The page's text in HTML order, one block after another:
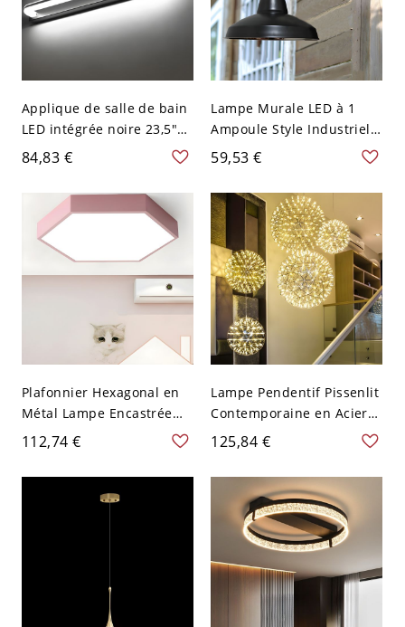
Applique de salle de bain
LED intégrée noire 23,5"
avec abat-jour, lampe
murale moderne à
lumière blanche, 110V-
120V
84,83 €
Lampe Murale LED à 1
Ampoule Style Industriel
Applique Abat-Jour
Couvercle avec Bras Col
de Cygne en Noir en
Métal - 110 V-120 V Noir
59,53 €
Plafonnier Hexagonal en
Métal Lampe Encastrée
LED Style Cartoon pour
Chambre d'Enfant - 110 V-
120 V Rose 30,48 cm Blanc
112,74 €
Lampe Pendentif Pissenlit
Contemporaine en Acier
Inoxydable Chromé à
Têtes Multiples, 8" L
125,84 €